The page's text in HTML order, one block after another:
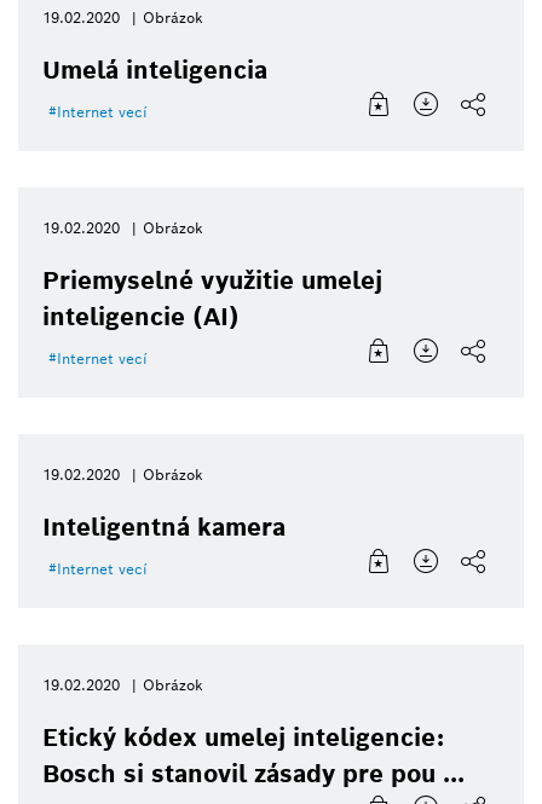
19.02.2020 Obrázok
Umelá inteligencia
Internet vecí
19.02.2020 Obrázok
Priemyselné využitie umelej
inteligencie (AI)
Internet vecí
19.02.2020 Obrázok
Inteligentná kamera
Internet vecí
19.02.2020 Obrázok
Etický kódex umelej inteligencie:
Bosch si stanovil zásady pre pou ...